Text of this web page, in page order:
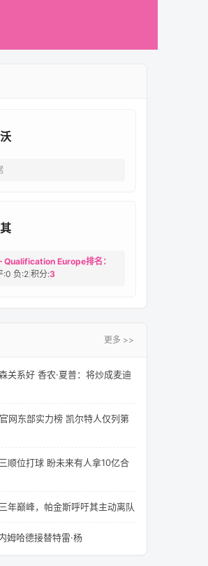
Qualification Europe排名：
:0 负:2积分:3
更多 >>
关系好 香农·夏普：将炒成麦迪
网东部实力榜 凯尔特人仅列第
顺位打球 盼未来有人拿10亿合
年巅峰，帕金斯呼吁其主动离队
姆哈德接替特雷·杨